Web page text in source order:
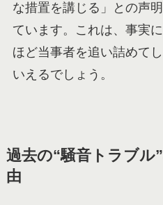
な措置を講じる」との声
ています。これは、事実
ほど当事者を追い詰めて
いえるでしょう。
過去の“騒音トラブル
由